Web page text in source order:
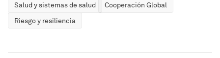
Salud y sistemas de salud
Cooperación Global
Riesgo y resiliencia